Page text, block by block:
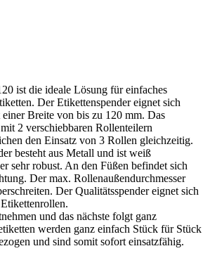
ist die ideale Lösung für einfaches
Der Etikettenspender eignet sich
Breite von bis zu 120 mm. Das
2 verschiebbaren Rollenteilern
den Einsatz von 3 Rollen gleichzeitig.
besteht aus Metall und ist weiß
sehr robust. An den Füßen befindet sich
Der max. Rollenaußendurchmesser
Der Qualitätsspender eignet sich
und das nächste folgt ganz
werden ganz einfach Stück für Stück
und sind somit sofort einsatzfähig.